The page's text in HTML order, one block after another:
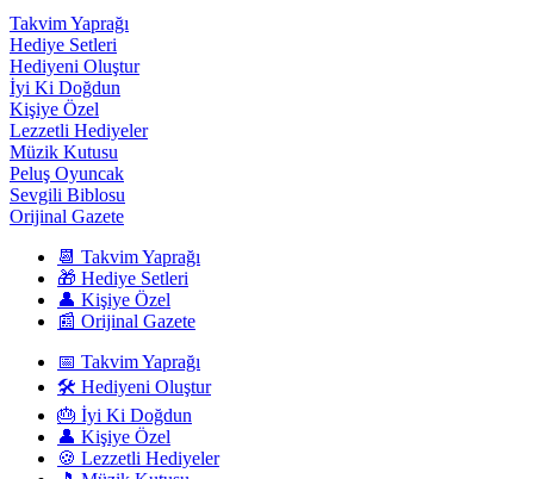
Takvim Yaprağı
Hediye Setleri
Hediyeni Oluştur
İyi Ki Doğdun
Kişiye Özel
Lezzetli Hediyeler
Müzik Kutusu
Peluş Oyuncak
Sevgili Biblosu
Orijinal Gazete
📆 Takvim Yaprağı
🎁 Hediye Setleri
👤 Kişiye Özel
📰 Orijinal Gazete
📅 Takvim Yaprağı
🛠️ Hediyeni Oluştur
🎂 İyi Ki Doğdun
👤 Kişiye Özel
🍪 Lezzetli Hediyeler